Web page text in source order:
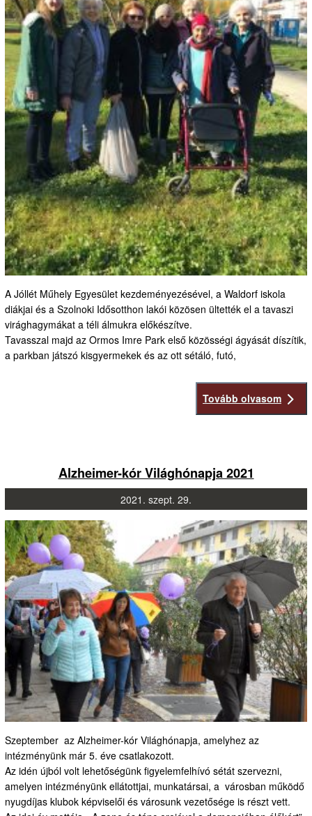
A Jóllét Műhely Egyesület kezdeményezésével, a Waldorf iskola
diákjai és a Szolnoki Idősotthon lakói közösen ültették el a tavaszi
virághagymákat a téli álmukra előkészítve.
Tavasszal majd az Ormos Imre Park első közösségi ágyását díszítik,
a parkban játszó kisgyermekek és az ott sétáló, futó,
Tovább olvasom
Alzheimer-kór Világhónapja 2021
2021. szept. 29.
Szeptember az Alzheimer-kór Világhónapja, amelyhez az
intézményünk már 5. éve csatlakozott.
Az idén újból volt lehetőségünk figyelemfelhívó sétát szervezni,
amelyen intézményünk ellátottjai, munkatársai, a városban működő
nyugdíjas klubok képviselői és városunk vezetősége is részt vett.